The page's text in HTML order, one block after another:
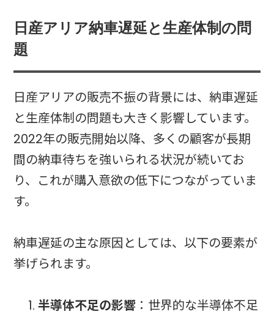
日産アリア納車遅延と生産体制の問
題
日産アリアの販売不振の背景には、納車遅延
と生産体制の問題も大きく影響しています。
2022年の販売開始以降、多くの顧客が長期
間の納車待ちを強いられる状況が続いてお
り、これが購入意欲の低下につながっていま
す。
納車遅延の主な原因としては、以下の要素が
挙げられます。
半導体不足の影響 ：世界的な半導体不足